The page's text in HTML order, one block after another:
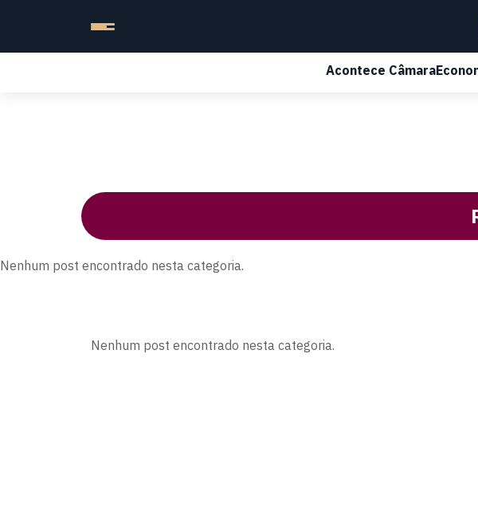
Acontece Câmara
Nenhum post encontrado nesta categoria.
Nenhum post encontrado nesta categoria.